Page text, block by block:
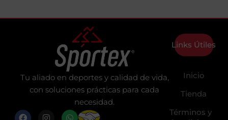
Tu aliado en deportes y calidad de vida,
con soluciones prácticas para cada
necesidad.
F
I
W
Links Útiles
Inicio
Tienda
Términos y